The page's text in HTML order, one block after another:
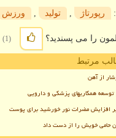
رپورتاژ تولید ورزش
را می پسندید؟ (1)
مرتبط
از آهن
همکاریهای پزشکی و دارویی
بر افزایش مضرات نور خورشید برای پوست
حامی خویش را از دست داد